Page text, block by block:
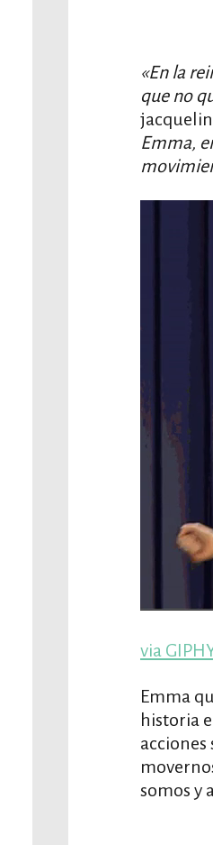
«En la
que no
Emma,
via
Emma
historia
somos y